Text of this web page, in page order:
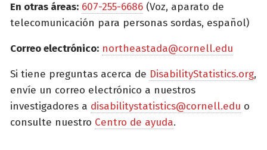
En otras áreas: 607-255-6686 (Voz, aparato de
telecomunicación para personas sordas, español)
Correo electrónico: northeastada@cornell.edu
Si tiene preguntas acerca de DisabilityStatistics.org,
envíe un correo electrónico a nuestros
investigadores a disabilitystatistics@cornell.edu o
consulte nuestro Centro de ayuda.